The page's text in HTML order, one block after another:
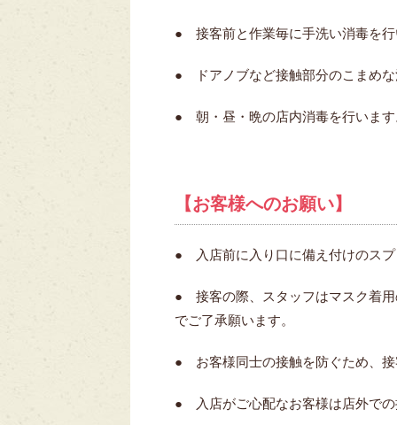
● 接客前と作業毎に手洗い消毒を行
● ドアノブなど接触部分のこまめな
● 朝・昼・晩の店内消毒を行いま
【お客様へのお願い】
● 入店前に入り口に備え付けのスプ
● 接客の際、スタッフはマスク着用
でご了承願います。
● お客様同士の接触を防ぐため、
● 入店がご心配なお客様は店外で